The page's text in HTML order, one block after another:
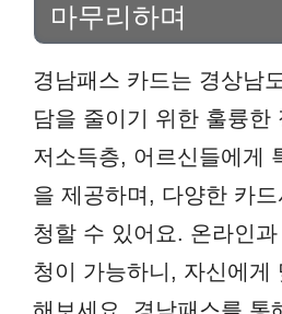
마무리하며
경남패스 카드는 경상남
담을 줄이기 위한 훌륭한
저소득층, 어르신들에게
을 제공하며, 다양한 카
청할 수 있어요. 온라인
청이 가능하니, 자신에게